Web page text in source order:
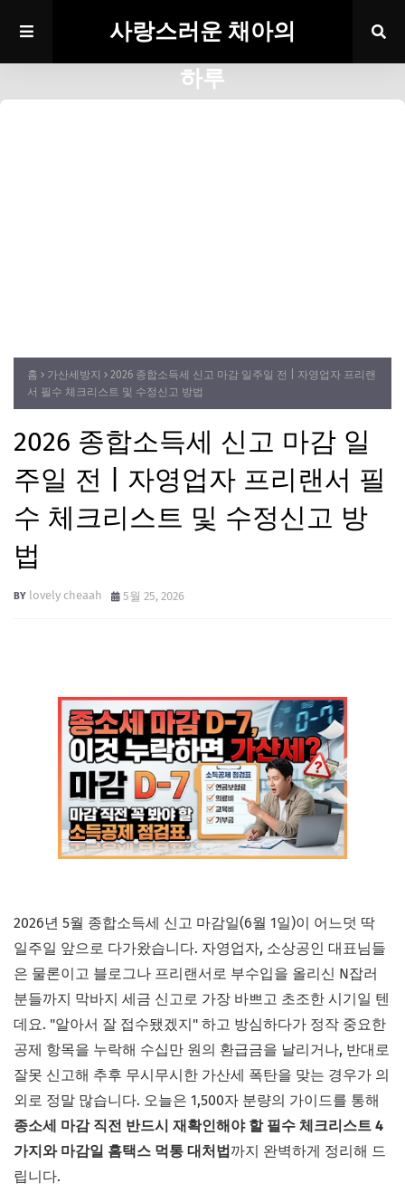
사랑스러운 채아의
하루
홈 가산세방지
2026 종합소득세 신고 마감 일주일 전 | 자영업자 프리랜
서 필수 체크리스트 및 수정신고 방법
2026 종합소득세 신고 마감 일
주일 전 | 자영업자 프리랜서 필
수 체크리스트 및 수정신고 방
법
lovely cheaah 5월 25, 2026
2026년 5월 종합소득세 신고 마감일(6월 1일)이 어느덧 딱
일주일 앞으로 다가왔습니다. 자영업자, 소상공인 대표님들
은 물론이고 블로그나 프리랜서로 부수입을 올리신 N잡러
분들까지 막바지 세금 신고로 가장 바쁘고 초조한 시기일 텐
데요. "알아서 잘 접수됐겠지" 하고 방심하다가 정작 중요한
공제 항목을 누락해 수십만 원의 환급금을 날리거나, 반대로
잘못 신고해 추후 무시무시한 가산세 폭탄을 맞는 경우가 의
외로 정말 많습니다. 오늘은 1,500자 분량의 가이드를 통해
종소세 마감 직전 반드시 재확인해야 할 필수 체크리스트 4
가지와 마감일 홈택스 먹통 대처법까지 완벽하게 정리해 드
립니다.